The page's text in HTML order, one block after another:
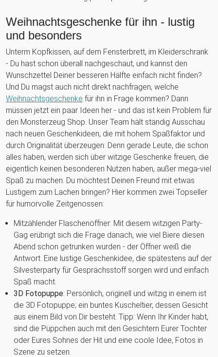
Weihnachtsgeschenke für ihn - lustig
und besonders
Unterm Kopfkissen, auf dem Fensterbrett, im Kleiderschrank
- Du hast schon überall nachgeschaut, und kannst den
Wunschzettel Deiner besseren Hälfte einfach nicht finden?
Und Du magst auch nicht direkt nachfragen, welche
Weihnachtsgeschenke für ihn in Frage kommen? Dann
müssen jetzt ein paar Ideen her - und das ist kein Problem für
den Monsterzeug Shop. Unser Team hält ständig Ausschau
nach neuen Geschenkideen, die mit hohem Spaßfaktor und
durch Originalität überzeugen: Denn gerade Leute, die schon
alles haben, werden sich über witzige Geschenke freuen, die
eigentlich keinen besonderen Nutzen haben, außer mega-viel
Spaß zu machen. Du möchtest Deinen Freund mit etwas
Lustigem zum Lachen bringen? Hier kommen zwei Topseller
für humorvolle Zeitgenossen:
Mitzählender Flaschenöffner: Mit diesem witzigen Party-
Gag erübrigt sich die Frage danach, wie viel Biere diesen
Abend schon getrunken wurden - der Öffner weiß die
Antwort. Eine lustige Geschenkidee, die spätestens auf der
Silvesterparty für Gesprächsstoff sorgen wird und einfach
Spaß macht.
3D Fotopuppe: Persönlich, originell und witzig in einem ist
die 3D Fotopuppe; ein buntes Kuscheltier, dessen Gesicht
aus einem Bild von Dir besteht. Tipp: Wenn Ihr Kinder habt,
sind die Püppchen auch mit den Gesichtern Eurer Tochter
oder Eures Sohnes der Hit und eine coole Idee, Fotos in
Szene zu setzen.